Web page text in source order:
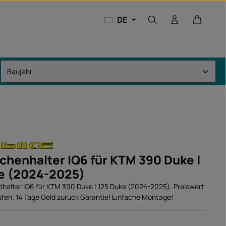
DE
IQ6 für KTM 390 Duke |
(2024-2025)
IQ6 für KTM 390 Duke | 125 Duke (2024-2025). Preiswert
14 Tage Geld zurück Garantie! Einfache Montage!